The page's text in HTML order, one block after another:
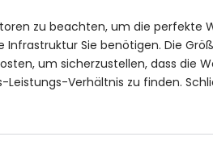
zu beachten, um die perfekte
Sie benötigen. Die
um sicherzustellen, dass die
Verhältnis zu finden.